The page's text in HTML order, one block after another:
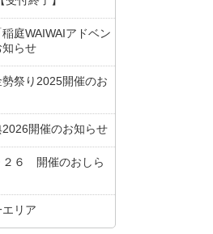
稲庭WAIWAIアドベン
らせ
祭り2025開催のお
開催のお知らせ
２６ 開催のおしら
リア